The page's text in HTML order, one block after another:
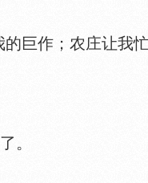
作；农庄让我忙
。